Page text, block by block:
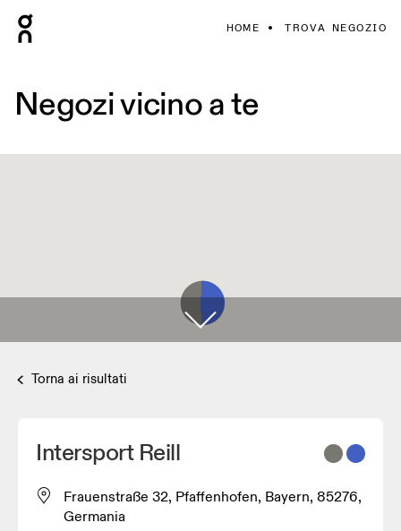
HOME TROVA NEGOZIO
Negozi vicino a te
Torna ai risultati
Intersport Reill
Frauenstraße 32, Pfaffenhofen, Bayern, 85276,
Germania